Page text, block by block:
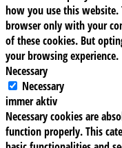
how you use this
browser only with your
of these cookies. But
your browsing experience.
Necessary
Necessary
immer aktiv
Necessary cookies are
function properly. This